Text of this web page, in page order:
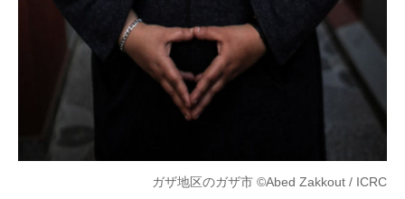
ガザ地区のガザ市 ©Abed Zakkout / ICRC